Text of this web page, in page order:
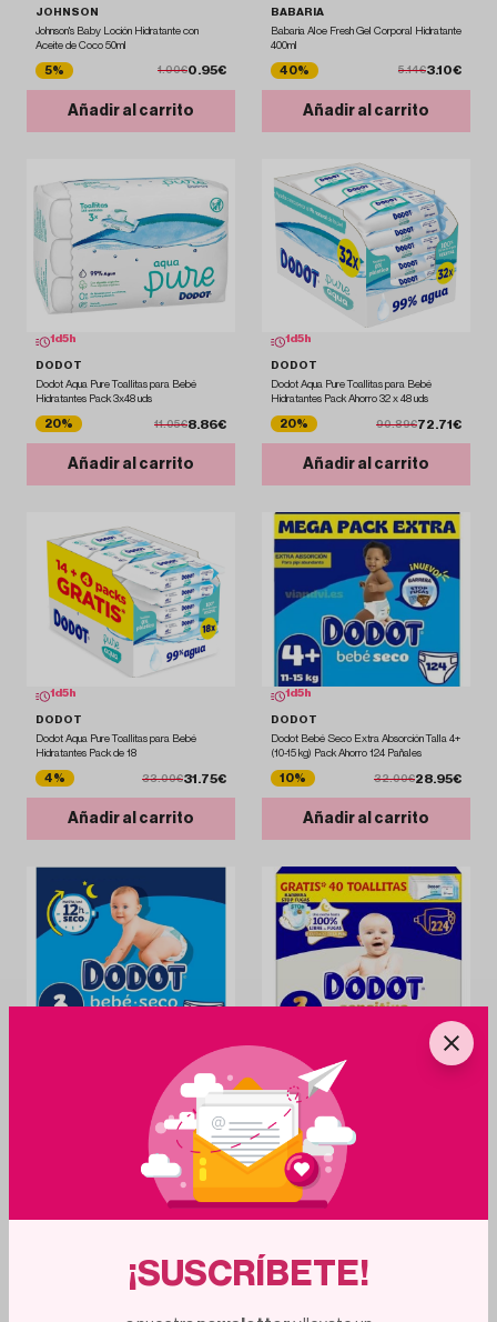
JOHNSON
Johnson's Baby Loción Hidratante con
Aceite de Coco 50ml
5% 1.00€0.95€
Añadir al carrito
BABARIA
Babaria Aloe Fresh Gel Corporal Hidratante
400ml
40% 5.14€3.10€
Añadir al carrito
1 d 5 h
DODOT
Dodot Aqua Pure Toallitas para Bebé
Hidratantes Pack 3x48 uds
20% 11.05€8.86€
Añadir al carrito
1 d 5 h
DODOT
Dodot Aqua Pure Toallitas para Bebé
Hidratantes Pack Ahorro 32 x 48 uds
20% 90.89€72.71€
Añadir al carrito
1 d 5 h
DODOT
Dodot Aqua Pure Toallitas para Bebé
Hidratantes Pack de 18
4% 33.00€31.75€
Añadir al carrito
1 d 5 h
DODOT
Dodot Bebé Seco Extra Absorción Talla 4+
(10-15 kg) Pack Ahorro 124 Pañales
10% 32.00€28.95€
Añadir al carrito
Dodot Bebé Seco Talla 3 (6-10 kg) - 186 (3
46.99€43.25€
Añadir al carrito
DODOT
Dodot Pañales Bebé Sensitive Talla 3 (6-10
kg) pack 224 uds + 40 Toallitas
8%
Añadir al carrito
¡SUSCRÍBETE!